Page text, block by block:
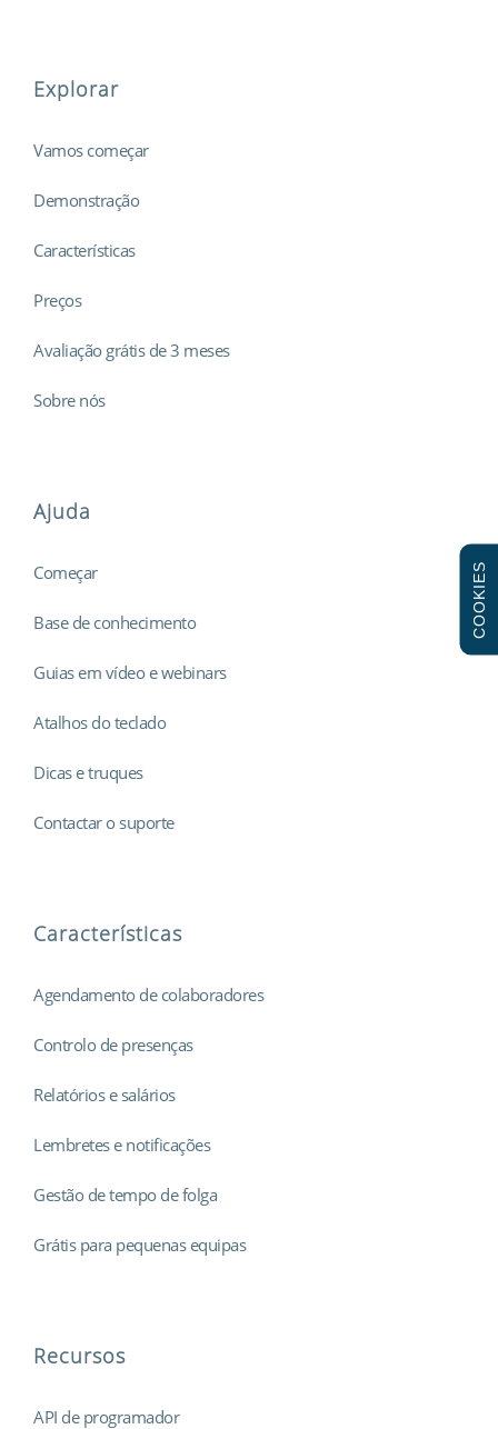
Explorar
Vamos começar
Demonstração
Características
Preços
Avaliação grátis de 3 meses
Sobre nós
Ajuda
Começar
Base de conhecimento
Guias em vídeo e webinars
Atalhos do teclado
Dicas e truques
Contactar o suporte
Características
Agendamento de colaboradores
Controlo de presenças
Relatórios e salários
Lembretes e notificações
Gestão de tempo de folga
Grátis para pequenas equipas
Recursos
API de programador
COOKIES